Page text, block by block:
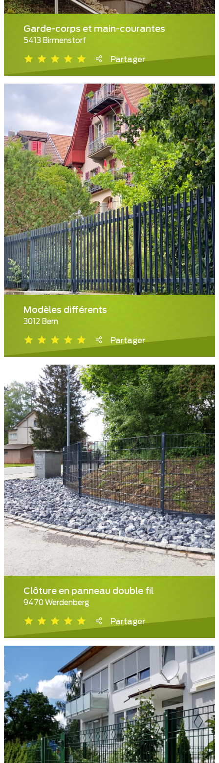
Garde-corps et main-courantes
5413 Birmenstorf
Partager
Modèles différents
3012 Bern
Partager
Clôture en panneau double fil
9470 Werdenberg
Partager